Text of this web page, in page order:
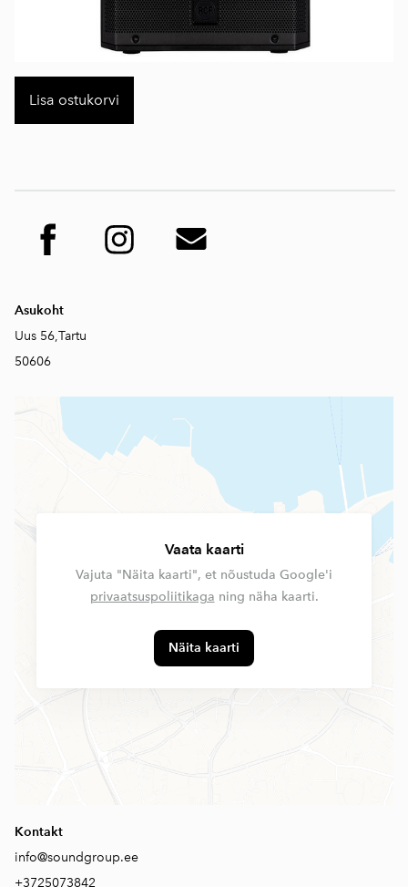
Lisa ostukorvi
Asukoht
Uus 56,Tartu
50606
Vaata kaarti
Vajuta "Näita kaarti", et nõustuda Google'i
privaatsuspoliitikaga ning näha kaarti.
Näita kaarti
Kontakt
info@soundgroup.ee
+3725073842